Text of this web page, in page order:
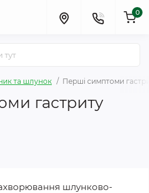
0
та шлунок Перші симптоми
гастриту
шлунково-